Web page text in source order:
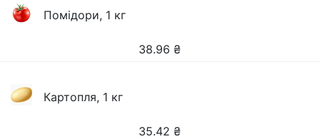
Помідори, 1 кг
38.96 ₴
Картопля, 1 кг
35.42 ₴